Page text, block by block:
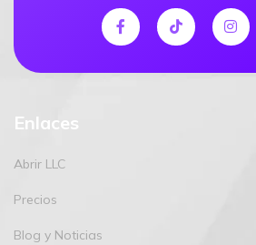
Enlaces
Abrir LLC
Precios
Blog y Noticias